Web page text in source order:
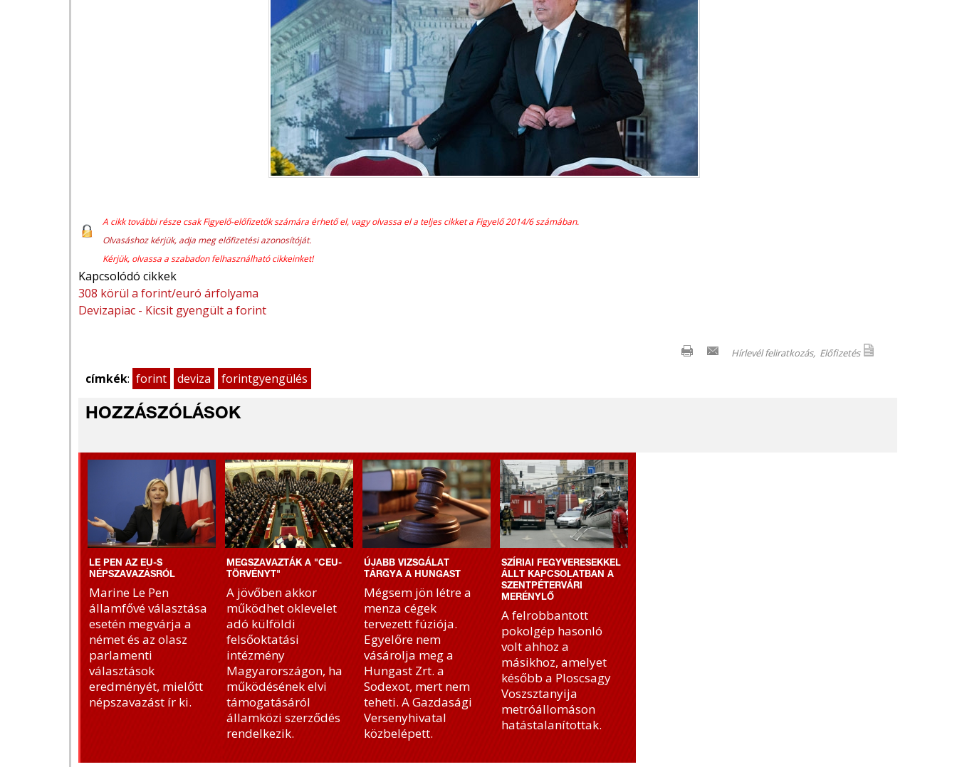
A cikk további része csak Figyelő-előfizetők számára érhető el, vagy olvassa el a teljes cikket a Figyelő 2014/6 számában.
Olvasáshoz kérjük, adja meg előfizetési azonosítóját.
Kérjük, olvassa a szabadon felhasználható cikkeinket!
Kapcsolódó cikkek
308 körül a forint/euró árfolyama
Devizapiac - Kicsit gyengült a forint
Előfizetés
Hírlevél feliratkozás,
címkék: forint deviza forintgyengülés
HOZZÁSZÓLÁSOK
LE PEN AZ EU-S
NÉPSZAVAZÁSRÓL
Marine Le Pen
államfővé választása
esetén megvárja a
német és az olasz
parlamenti
választások
eredményét, mielőtt
népszavazást ír ki.
MEGSZAVAZTÁK A "CEU-
TÖRVÉNYT"
A jövőben akkor
működhet oklevelet
adó külföldi
felsőoktatási
intézmény
Magyarországon, ha
működésének elvi
támogatásáról
államközi szerződés
rendelkezik.
ÚJABB VIZSGÁLAT
TÁRGYA A HUNGAST
Mégsem jön létre a
menza cégek
tervezett fúziója.
Egyelőre nem
vásárolja meg a
Hungast Zrt. a
Sodexot, mert nem
teheti. A Gazdasági
Versenyhivatal
közbelépett.
SZÍRIAI FEGYVERESEKKEL
ÁLLT KAPCSOLATBAN A
SZENTPÉTERVÁRI
MERÉNYLŐ
A felrobbantott
pokolgép hasonló
volt ahhoz a
másikhoz, amelyet
később a Ploscsagy
Voszsztanyija
metróállomáson
hatástalanítottak.